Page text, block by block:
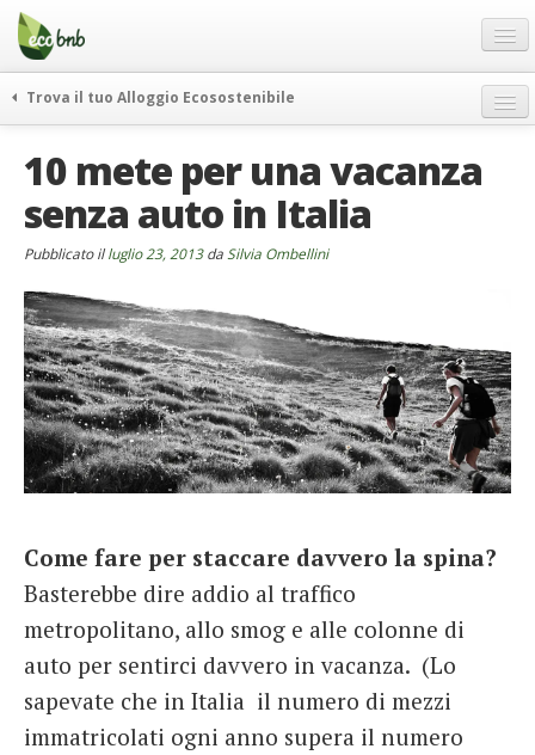
Menu
Salta
contenuto
Offerte Speciali
Regali
FAQ
Chi Siamo
Partner
Contatti
Italiano
German
English
French
Italiano
Trova il tuo Alloggio Ecosostenibile
itinerari
curiosità
vivere e viaggiare verde
ecohotel
rassegna stampa
10 mete per una vacanza
senza auto in Italia
Pubblicato illuglio 23, 2013da Silvia Ombellini
Come fare per staccare davvero la spina?
Basterebbe dire addio al traffico
metropolitano, allo smog e alle colonne di
auto per sentirci davvero in vacanza. (Lo
sapevate che in Italia il numero di mezzi
immatricolati ogni anno supera il numero